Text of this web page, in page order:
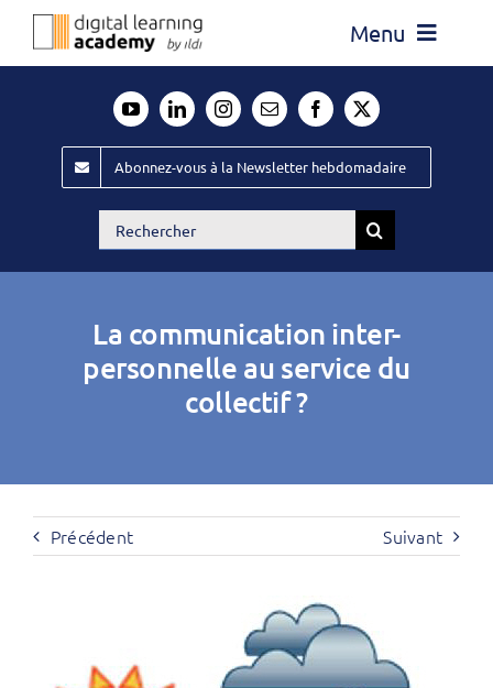
Passer
Menu
Évènements ILDI
Offres d’emploi
Abonnez-vous à la Newsletter hebdomadaire
Rechercher:
La communication inter-
personnelle au service du
collectif ?
Précédent Suivant